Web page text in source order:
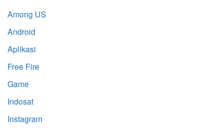
Among US
Android
Aplikasi
Free Fire
Game
Indosat
Instagram